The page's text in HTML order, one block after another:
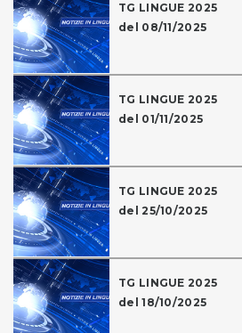
TG LINGUE 2025
del 08/11/2025
TG LINGUE 2025
del 01/11/2025
TG LINGUE 2025
del 25/10/2025
TG LINGUE 2025
del 18/10/2025